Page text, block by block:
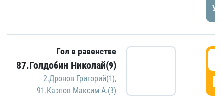
Гол в равенстве
87.Голдобин Николай(9)
2.Дронов Григорий(1),
91.Карпов Максим А.(8)